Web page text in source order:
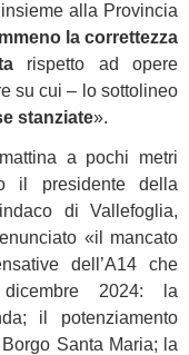
alla Provincia
la correttezza
rispetto ad opere
su cui – lo sottolineo
stanziate».
a pochi metri
il presidente della
di Vallefoglia,
«il mancato
dell’A14 che
2024: la
il potenziamento
Santa Maria; la